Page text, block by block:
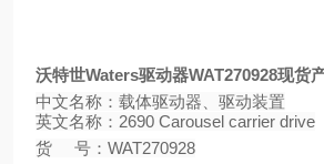
沃特世Waters驱动器WAT270928现货
中文名称：载体驱动器、驱动装置
英文名称： 2690 Carousel carrier drive
货
号： WAT270928